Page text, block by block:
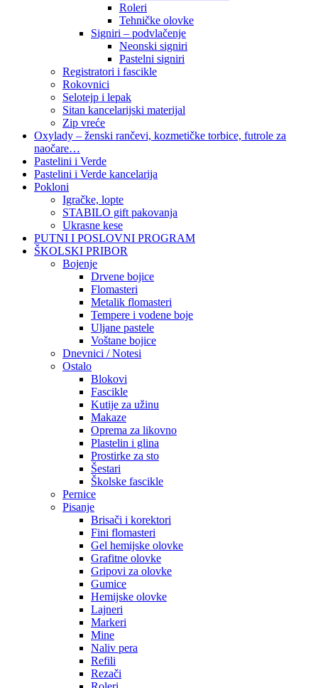
Roleri
Tehničke olovke
Signiri – podvlačenje
Neonski signiri
Pastelni signiri
Registratori i fascikle
Rokovnici
Selotejp i lepak
Sitan kancelarijski materijal
Zip vreće
Oxylady – ženski rančevi, kozmetičke torbice, futrole za
naočare…
Pastelini i Verde
Pastelini i Verde kancelarija
Pokloni
Igračke, lopte
STABILO gift pakovanja
Ukrasne kese
PUTNI I POSLOVNI PROGRAM
ŠKOLSKI PRIBOR
Bojenje
Drvene bojice
Flomasteri
Metalik flomasteri
Tempere i vodene boje
Uljane pastele
Voštane bojice
Dnevnici / Notesi
Ostalo
Blokovi
Fascikle
Kutije za užinu
Makaze
Oprema za likovno
Plastelin i glina
Prostirke za sto
Šestari
Školske fascikle
Pernice
Pisanje
Brisači i korektori
Fini flomasteri
Gel hemijske olovke
Grafitne olovke
Gripovi za olovke
Gumice
Hemijske olovke
Lajneri
Markeri
Mine
Naliv pera
Refili
Rezači